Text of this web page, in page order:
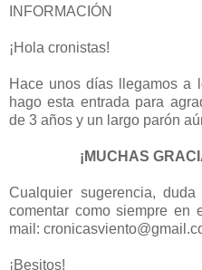
INFORMACIÓN
¡Hola cronistas!
Hace unos días llegamos a
hago esta entrada para
de 3 años y un largo parón
¡MUCHAS
Cualquier sugerencia,
comentar como siempre en
mail:
¡Besitos!